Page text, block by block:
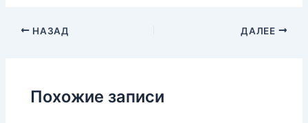
НАЗАД ДАЛЕЕ
Похожие записи